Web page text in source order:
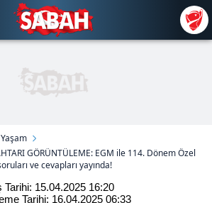
Yaşam
GÖRÜNTÜLEME: EGM ile 114. Dönem Özel
ve cevapları yayında!
Tarihi: 15.04.2025 16:20
Tarihi: 16.04.2025 06:33